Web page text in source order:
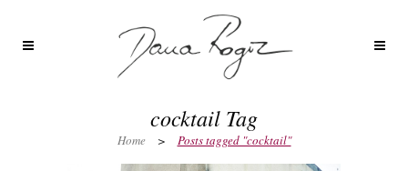
cocktail Tag
Home > Posts tagged "cocktail"